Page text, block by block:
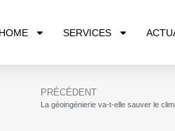
HOME SERVICES
PRÉCÉDENT
La géoingénierie va-t-elle sauver le